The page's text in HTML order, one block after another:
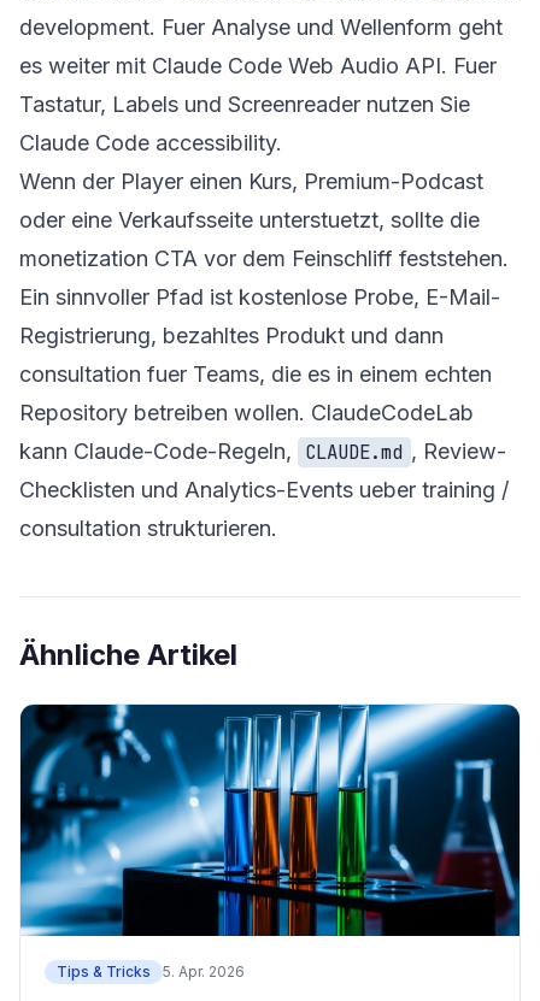
development. Fuer Analyse und Wellenform geht
es weiter mit Claude Code Web Audio API. Fuer
Tastatur, Labels und Screenreader nutzen Sie
Claude Code accessibility.
Wenn der Player einen Kurs, Premium-Podcast
oder eine Verkaufsseite unterstuetzt, sollte die
monetization CTA vor dem Feinschliff feststehen.
Ein sinnvoller Pfad ist kostenlose Probe, E-Mail-
Registrierung, bezahltes Produkt und dann
consultation fuer Teams, die es in einem echten
Repository betreiben wollen. ClaudeCodeLab
kann Claude-Code-Regeln,
CLAUDE.md , Review-
Checklisten und Analytics-Events ueber training /
consultation strukturieren.
Ähnliche Artikel
Tips & Tricks 5. Apr. 2026